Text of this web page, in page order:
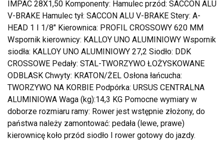
IMPAC 28X1,50 Komponenty: Hamulec przód: SACCON ALU
V-BRAKE Hamulec tył: SACCON ALU V-BRAKE Stery: A-
HEAD 1 I 1/8″ Kierownica: PROFIL CROSSOWY 620 MM
Wspornik kierownicy: KALLOY UNO ALUMINIOWY Wspornik
siodła: KALLOY UNO ALUMINIOWY 27,2 Siodło: DDK
CROSSOWE Pedały: STAL-TWORZYWO ŁOŻYSKOWANE
ODBLASK Chwyty: KRATON/ŻEL Osłona łańcucha:
TWORZYWO NA KORBIE Podpórka: URSUS CENTRALNA
ALUMINIOWA Waga (kg):14,3 KG Pomocne wymiary w
doborze rozmiaru ramy: Rower jest wstępnie złożony, do
państwa należy zamontować: pedała (lewe, prawe)
kierownicę koło przód siodło I rower gotowy do jazdy.